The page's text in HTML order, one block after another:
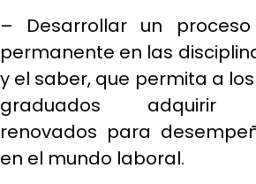
– Desarrollar un
permanente en las
y el saber, que permita a
graduados adquirir
renovados para
en el mundo laboral.